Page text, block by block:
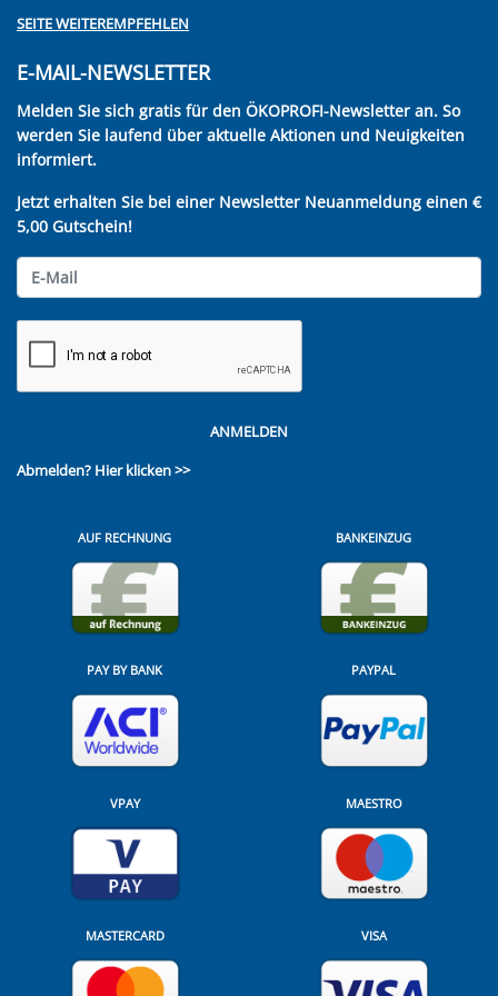
SEITE WEITEREMPFEHLEN
E-MAIL-NEWSLETTER
Melden Sie sich gratis für den ÖKOPROFI-Newsletter an. So
werden Sie laufend über aktuelle Aktionen und Neuigkeiten
informiert.
Jetzt erhalten Sie bei einer Newsletter Neuanmeldung einen €
5,00 Gutschein!
ANMELDEN
Abmelden? Hier klicken >>
AUF RECHNUNG BANKEINZUG
PAY BY BANK PAYPAL
VPAY MAESTRO
MASTERCARD VISA